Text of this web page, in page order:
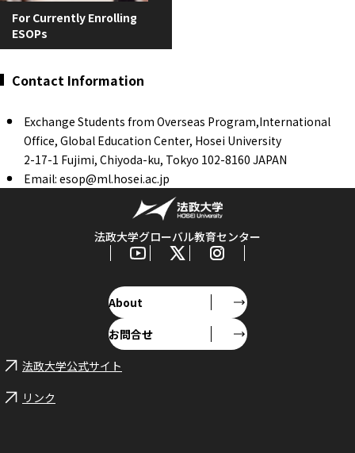
For Currently Enrolling
ESOPs
Contact Information
Exchange Students from Overseas Program,International
Office, Global Education Center, Hosei University
2-17-1 Fujimi, Chiyoda-ku, Tokyo 102-8160 JAPAN
Email: esop@ml.hosei.ac.jp
法政大学グローバル教育センター
About
お問合せ
法政大学公式サイト
リンク